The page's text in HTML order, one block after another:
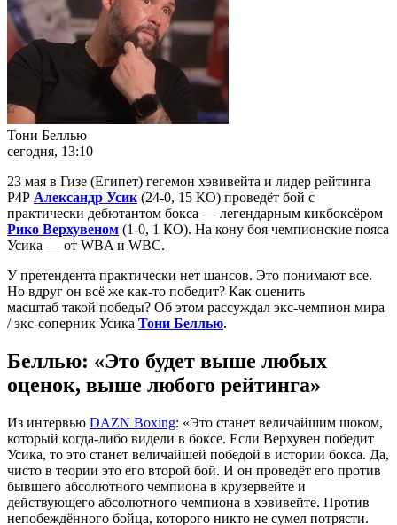
Тони Беллью
сегодня, 13:10
23 мая в Гизе (Египет) гегемон хэвивейта и лидер рейтинга
Р4Р Александр Усик (24-0, 15 КО) проведёт бой с
практически дебютантом бокса — легендарным кикбоксёром
Рико Верхувеном (1-0, 1 КО). На кону боя чемпионские пояса
Усика — от WBA и WBC.
У претендента практически нет шансов. Это понимают все.
Но вдруг он всё же как-то победит? Как оценить
масштаб такой победы? Об этом рассуждал экс-чемпион мира
/ экс-соперник Усика Тони Беллью.
Беллью: «Это будет выше любых
оценок, выше любого рейтинга»
Из интервью DAZN Boxing: «Это станет величайшим шоком,
который когда-либо видели в боксе. Если Верхувен победит
Усика, то это станет величайшей победой в истории бокса. Да,
чисто в теории это его второй бой. И он проведёт его против
бывшего абсолютного чемпиона в крузервейте и
действующего абсолютного чемпиона в хэвивейте. Против
непобеждённого бойца, которого никто не сумел потрясти.